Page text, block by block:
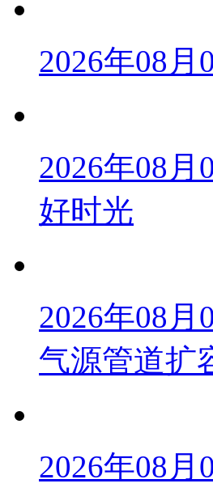
2026年08
2026年08
好时光
2026年08
气源管道扩
2026年08